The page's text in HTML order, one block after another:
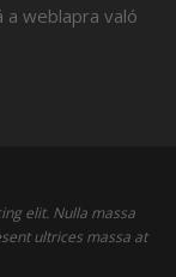
weblapra való
elit. Nulla massa
ultrices massa at